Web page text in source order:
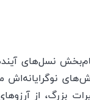
نسل‌های
نوگرایانه‌اش
بزرگ، از